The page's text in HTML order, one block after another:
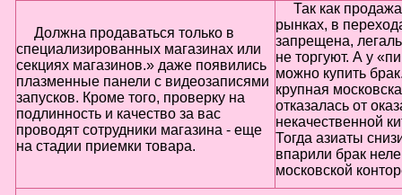
Должна продаваться только в
специализированных магазинах или
секциях магазинов.» даже появились
плазменные панели с видеозаписями
запусков. Кроме того, проверку на
подлинность и качество за вас
проводят сотрудники магазина - еще
на стадии приемки товара.
Так как
рынках, в
запрещена,
не торгуют. А у
можно купить
крупная
отказалась от
некачественной
Тогда азиаты
впарили брак
московской